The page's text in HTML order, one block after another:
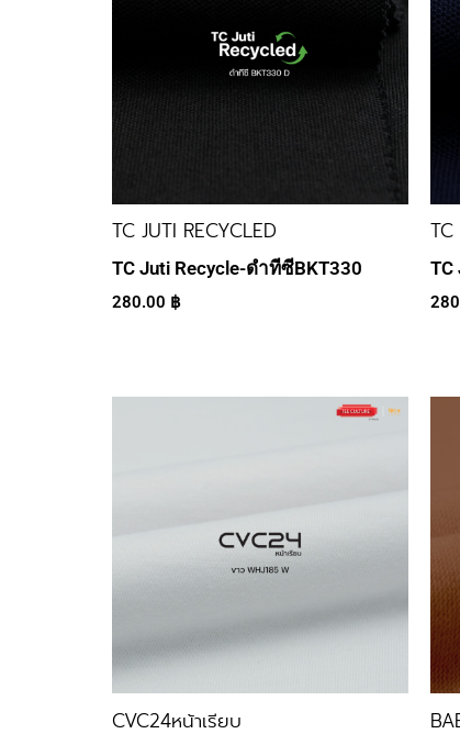
TC JUTI RECYCLED
TC Juti Recycle-ดำทีซีBKT330
280.00 ฿
TC
TC
CVC24หน้าเรียบ